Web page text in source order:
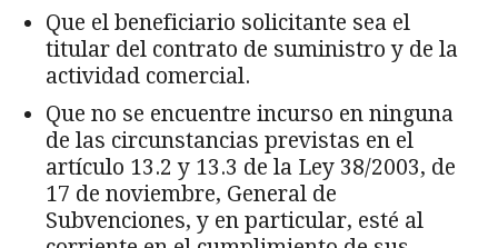
Que el beneficiario solicitante sea el
titular del contrato de suministro y de la
actividad comercial.
Que no se encuentre incurso en ninguna
de las circunstancias previstas en el
artículo 13.2 y 13.3 de la Ley 38/2003, de
17 de noviembre, General de
Subvenciones, y en particular, esté al